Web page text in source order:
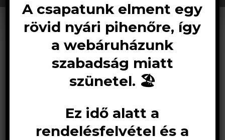
A csapatunk elment egy
rövid nyári pihenőre, így
a webáruházunk
szabadság miatt
szünetel. 🏖️
Ez idő alatt a
rendelésfelvétel és a